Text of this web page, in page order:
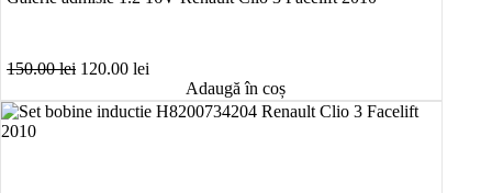
150.00lei Prețul
a
120.00 lei
curent
este:
Adaugă în coș